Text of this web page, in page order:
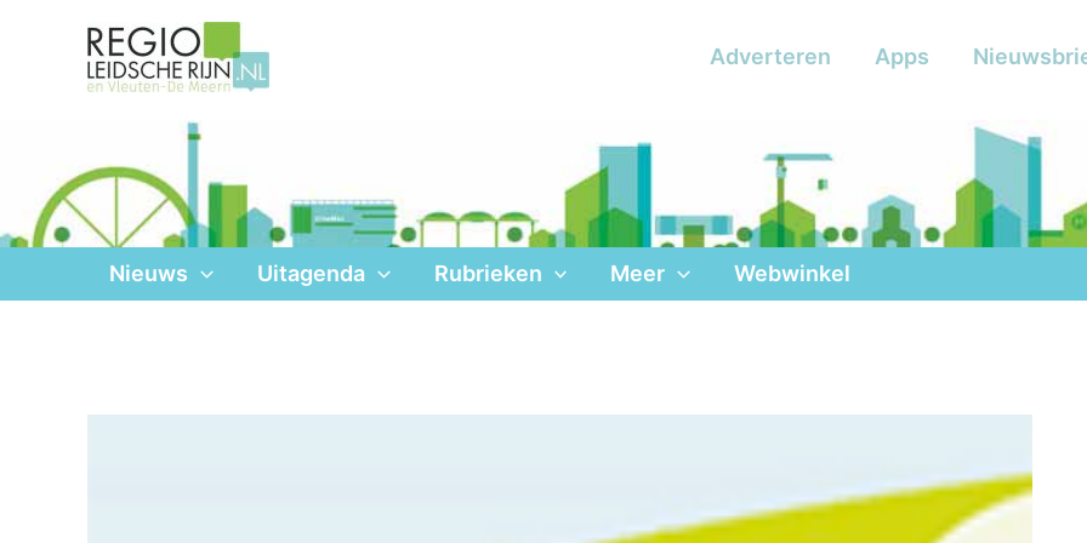
Adverteren Apps
Nieuws Uitagenda Rubrieken Meer Webwinkel